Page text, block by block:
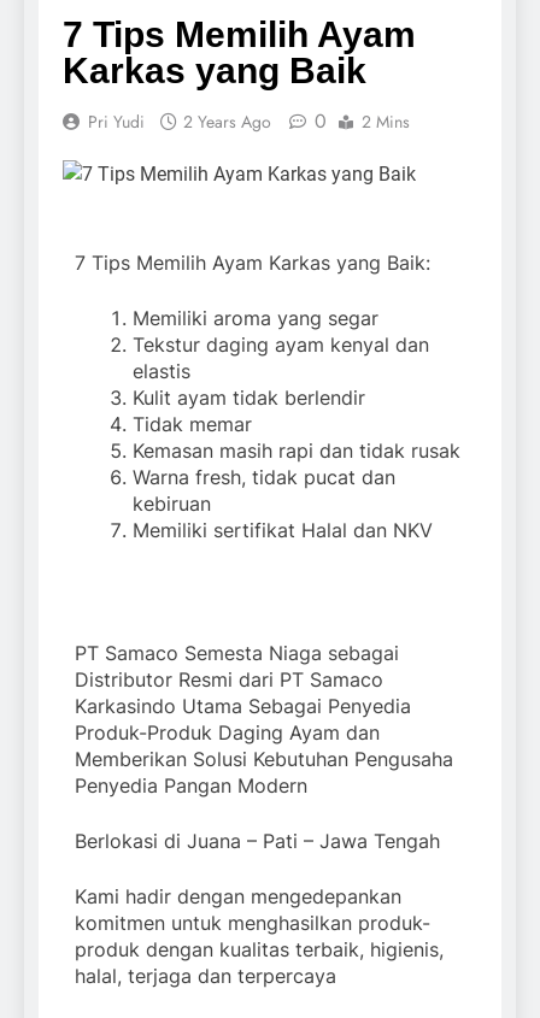
Sejarah Kabupaten
Pati pada Masa
Pangeran Pragola II
Melawan Mataram
4 Days Ago
Vietnam di Piala AFF
Ayam Karkas
Berkualitas Premium
– Kini Tersedia Retail
Ayam Karkas Samaco
Jabodetabek, Solusi
Praktis untuk
Kebutuhan Rumah
Kuliner
2 Weeks Ago
Belajar SolidWorks
Panduan Dasar
Membuat Desain 3D
untuk Wilayah Cibubur,
Gunung Putri, Kelapa
dan sekitarnya
2 Weeks Ago
Puskom Pati Berduka
Atas Berpulangnya
Mas Karyo, Korwil
3 Weeks Ago
7 Tips Memilih Ayam
Karkas yang Baik
Pri Yudi 2 Years Ago 0 2 Mins
7 Tips Memilih Ayam Karkas yang Baik:
Memiliki aroma yang segar
Tekstur daging ayam kenyal dan
elastis
Kulit ayam tidak berlendir
Tidak memar
Kemasan masih rapi dan tidak rusak
Warna fresh, tidak pucat dan
kebiruan
Memiliki sertifikat Halal dan NKV
PT Samaco Semesta Niaga sebagai
Distributor Resmi dari PT Samaco
Karkasindo Utama Sebagai Penyedia
Produk-Produk Daging Ayam dan
Memberikan Solusi Kebutuhan Pengusaha
Penyedia Pangan Modern
Berlokasi di Juana – Pati – Jawa Tengah
Kami hadir dengan mengedepankan
komitmen untuk menghasilkan produk-
produk dengan kualitas terbaik, higienis,
halal, terjaga dan terpercaya